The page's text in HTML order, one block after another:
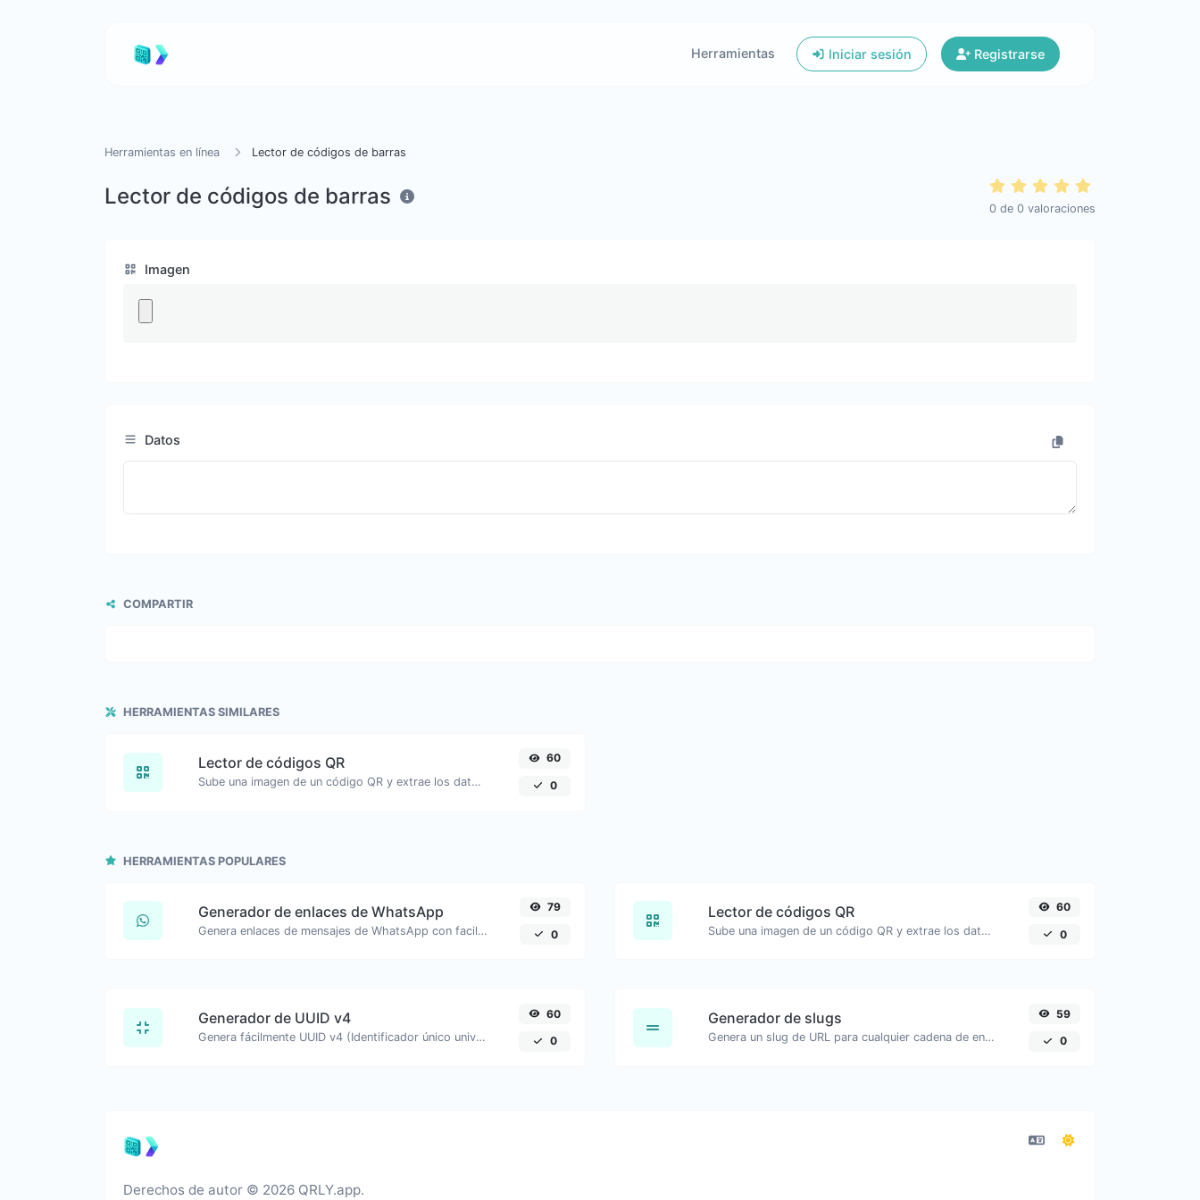
Herramientas Iniciar sesión Registrarse
Herramientas en línea Lector de códigos de barras
Lector de códigos de barras 0 de 0 valoraciones
Imagen
Datos
COMPARTIR
HERRAMIENTAS SIMILARES
Lector de códigos QR
Sube una imagen de un código QR y extrae los datos de ella.
60
0
HERRAMIENTAS POPULARES
Generador de enlaces de WhatsApp
Genera enlaces de mensajes de WhatsApp con facilidad.
79
0
Lector de códigos QR
Sube una imagen de un código QR y extrae los datos de ella.
60
0
Generador de UUID v4
Genera fácilmente UUID v4 (Identificador único universal) con la ayuda de nuestra herramienta.
60
0
Generador de slugs
Genera un slug de URL para cualquier cadena de entrada.
59
0
Derechos de autor © 2026 QRLY.app.